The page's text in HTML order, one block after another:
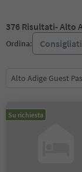
376 Risultati- Alto
Ordina: Consigliati
Alto Adige Guest
Su richiesta